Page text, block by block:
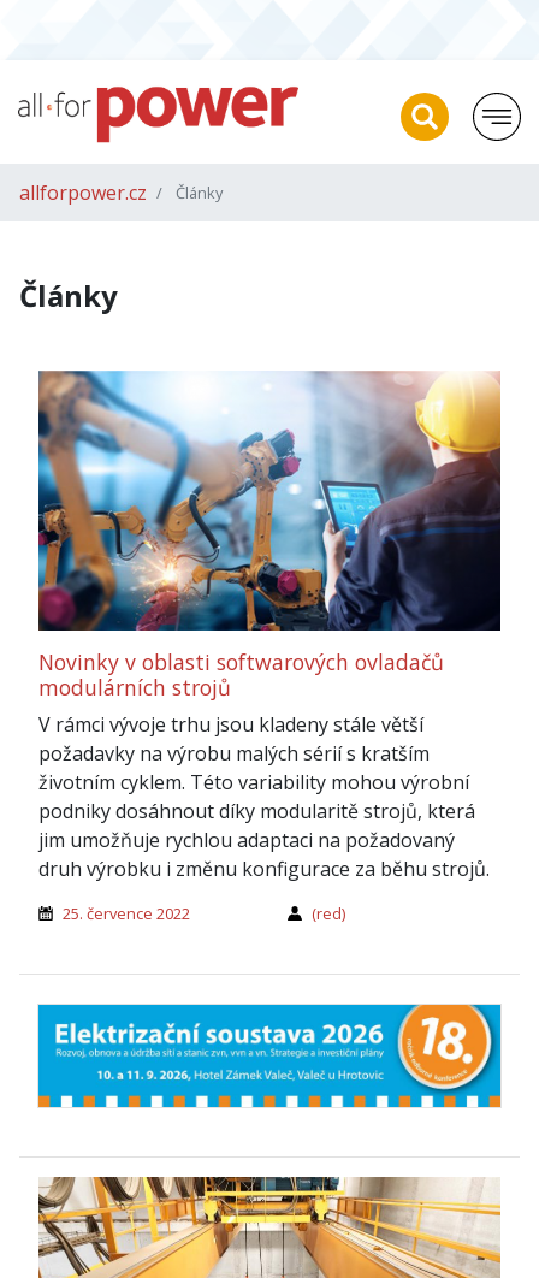
allforpower.cz Články
Články
Novinky v oblasti softwarových ovladačů
modulárních strojů
V rámci vývoje trhu jsou kladeny stále větší
požadavky na výrobu malých sérií s kratším
životním cyklem. Této variability mohou výrobní
podniky dosáhnout díky modularitě strojů, která
jim umožňuje rychlou adaptaci na požadovaný
druh výrobku i změnu konfigurace za běhu strojů.
25. července 2022 (red)